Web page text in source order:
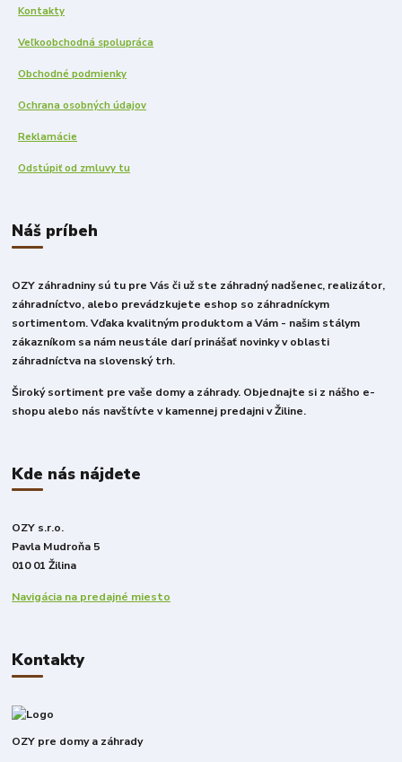
Kontakty
Veľkoobchodná spolupráca
Obchodné podmienky
Ochrana osobných údajov
Reklamácie
Odstúpiť od zmluvy tu
Náš príbeh
OZY záhradniny sú tu pre Vás či už ste záhradný nadšenec, realizátor,
záhradníctvo, alebo prevádzkujete eshop so záhradníckym
sortimentom. Vďaka kvalitným produktom a Vám - našim stálym
zákazníkom sa nám neustále darí prinášať novinky v oblasti
záhradníctva na slovenský trh.
Široký sortiment pre vaše domy a záhrady. Objednajte si z nášho e-
shopu alebo nás navštívte v kamennej predajni v Žiline.
Kde nás nájdete
OZY s.r.o.
Pavla Mudroňa 5
010 01 Žilina
Navigácia na predajné miesto
Kontakty
OZY pre domy a záhrady